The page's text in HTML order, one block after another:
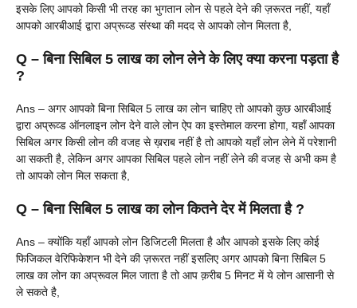
इसके लिए आपको किसी भी तरह का भुगतान लोन से पहले देने की ज़रूरत नहीं, यहाँ
आपको आरबीआई द्वारा अप्रूव्ड संस्था की मदद से आपको लोन मिलता है,
Q – बिना सिबिल 5 लाख का लोन लेने के लिए क्या करना पड़ता है
?
Ans – अगर आपको बिना सिबिल 5 लाख का लोन चाहिए तो आपको कुछ आरबीआई
द्वारा अप्रूव्ड ऑनलाइन लोन देने वाले लोन ऐप का इस्तेमाल करना होगा, यहाँ आपका
सिबिल अगर किसी लोन की वजह से ख़राब नहीं है तो आपको यहाँ लोन लेने में परेशानी
आ सकती है, लेकिन अगर आपका सिबिल पहले लोन नहीं लेने की वजह से अभी कम है
तो आपको लोन मिल सकता है,
Q – बिना सिबिल 5 लाख का लोन कितने देर में मिलता है ?
Ans – क्योंकि यहाँ आपको लोन डिजिटली मिलता है और आपको इसके लिए कोई
फिजिकल वेरिफिकेशन भी देने की ज़रूरत नहीं इसलिए अगर आपको बिना सिबिल 5
लाख का लोन का अप्रूवल मिल जाता है तो आप क़रीब 5 मिनट में ये लोन आसानी से
ले सकते है,